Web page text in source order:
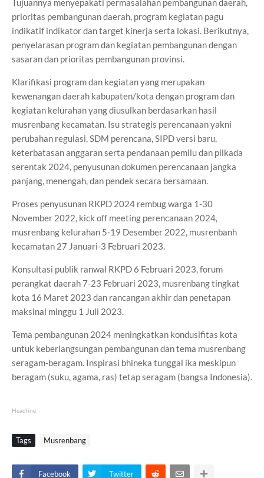
Tujuannya menyepakati permasalahan pembangunan daerah,
prioritas pembangunan daerah, program kegiatan pagu
indikatif indikator dan target kinerja serta lokasi. Berikutnya,
penyelarasan program dan kegiatan pembangunan dengan
sasaran dan prioritas pembangunan provinsi.
Klarifikasi program dan kegiatan yang merupakan
kewenangan daerah kabupaten/kota dengan program dan
kegiatan kelurahan yang diusulkan berdasarkan hasil
musrenbang kecamatan. Isu strategis perencanaan yakni
perubahan regulasi, SDM perencana, SIPD versi baru,
keterbatasan anggaran serta pendanaan pemilu dan pilkada
serentak 2024, penyusunan dokumen perencanaan jangka
panjang, menengah, dan pendek secara bersamaan.
Proses penyusunan RKPD 2024 rembug warga 1-30
November 2022, kick off meeting perencanaan 2024,
musrenbang kelurahan 5-19 Desember 2022, musrenbanh
kecamatan 27 Januari-3 Februari 2023.
Konsultasi publik ranwal RKPD 6 Februari 2023, forum
perangkat daerah 7-23 Februari 2023, musrenbang tingkat
kota 16 Maret 2023 dan rancangan akhir dan penetapan
maksinal minggu 1 Juli 2023.
Tema pembangunan 2024 meningkatkan kondusifitas kota
untuk keberlangsungan pembangunan dan tema musrenbang
seragam-beragam. Inspirasi bhineka tunggal ika meskipun
beragam (suku, agama, ras) tetap seragam (bangsa Indonesia).
Headline
Tags Musrenbang
Facebook Twitter